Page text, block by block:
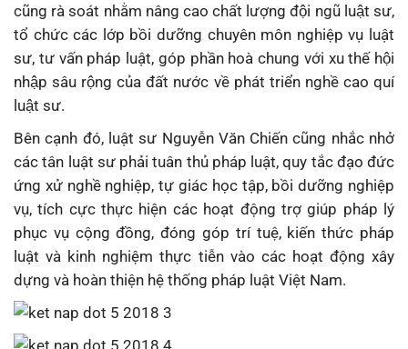
cũng rà soát nhằm nâng cao chất lượng đội ngũ luật sư,
tổ chức các lớp bồi dưỡng chuyên môn nghiệp vụ luật
sư, tư vấn pháp luật, góp phần hoà chung với xu thế hội
nhập sâu rộng của đất nước về phát triển nghề cao quí
luật sư.
Bên cạnh đó, luật sư Nguyễn Văn Chiến cũng nhắc nhở
các tân luật sư phải tuân thủ pháp luật, quy tắc đạo đức
ứng xử nghề nghiệp, tự giác học tập, bồi dưỡng nghiệp
vụ, tích cực thực hiện các hoạt động trợ giúp pháp lý
phục vụ cộng đồng, đóng góp trí tuệ, kiến thức pháp
luật và kinh nghiệm thực tiễn vào các hoạt động xây
dựng và hoàn thiện hệ thống pháp luật Việt Nam.